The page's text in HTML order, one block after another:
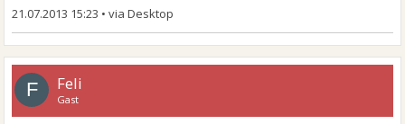
21.07.2013 15:23 •
F Feli
Gast